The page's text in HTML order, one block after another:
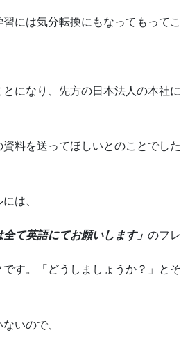
には気分転換にもなってもってこ
になり、先方の日本法人の本社
料を送ってほしいとのことでし
は、
て英語にてお願いします」 のフ
す。「どうしましょうか？」と
いので、